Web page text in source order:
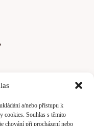
a/nebo přístupu k
cookies. Souhlas s těmito
chování při procházení nebo
let